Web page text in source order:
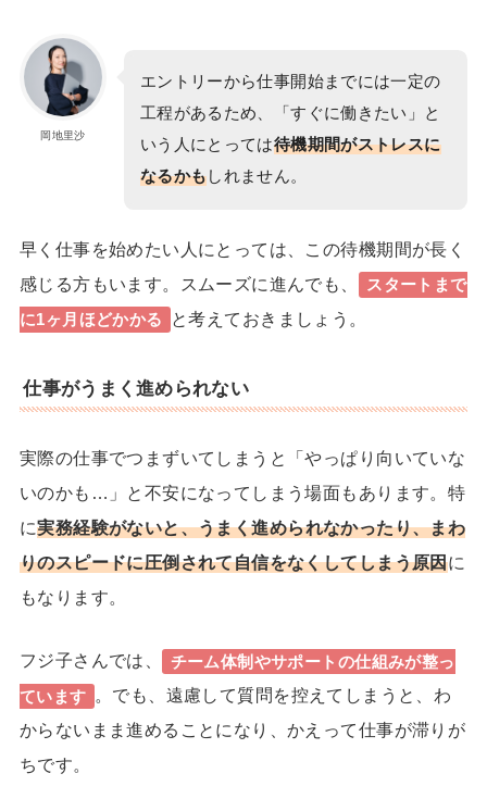
岡地里沙
エントリーから仕事開始までには一定の
工程があるため、
「すぐに働きたい」と
いう人にとっては待機期間がストレスに
なるかもしれません。
早く仕事を始めたい人にとっては、この待機期間が長く
感じる方もいます。スムーズに進んでも、
スタートまで
に1ヶ月ほどかかる
と考えておきましょう。
仕事がうまく進められない
実際の仕事でつまずいてしまうと「やっぱり向いていな
いのかも…」と不安になってしまう場面もあります。 特
に実務経験がないと、うまく進められなかったり、まわ
りのスピードに圧倒されて自信をなくしてしまう原因に
もなります。
フジ子さんでは、
チーム体制やサポートの仕組みが整っ
ています
。でも、遠慮して質問を控えてしまうと、わ
からないまま進めることになり、かえって仕事が滞りが
ちです。